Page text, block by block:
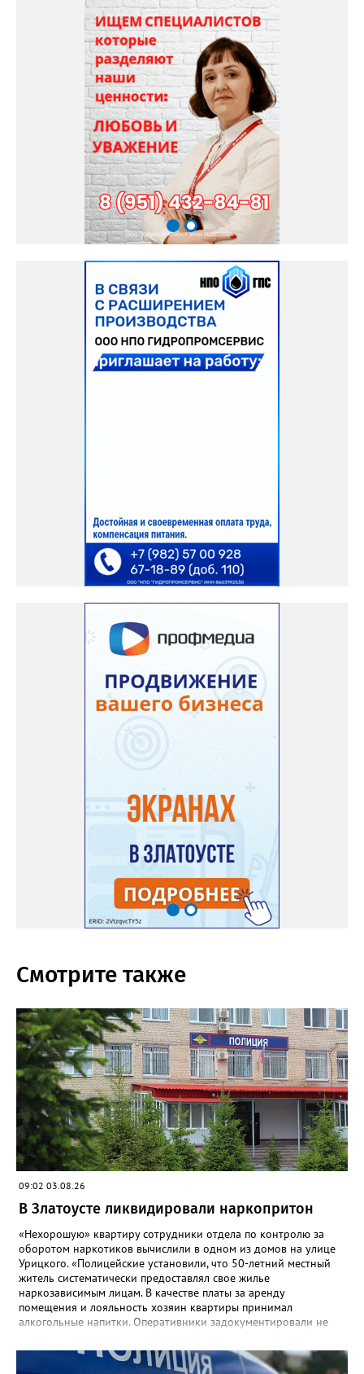
Смотрите также
09:02 03.08.26
В Златоусте ликвидировали наркопритон
«Нехорошую» квартиру сотрудники отдела по контролю за
оборотом наркотиков вычислили в одном из домов на улице
Урицкого. «Полицейские установили, что 50-летний местный
житель систематически предоставлял свое жилье
наркозависимым лицам. В качестве платы за аренду
помещения и лояльность хозяин квартиры принимал
алкогольные напитки. Оперативники задокументировали не
в златоустовском ОМВД. Хозяина притона задержали, он стал
фигурантом уголовного дела.